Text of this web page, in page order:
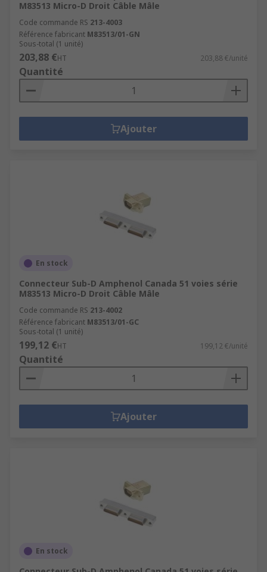
M83513 Micro-D Droit Câble Mâle
Code commande RS 213-4003
Référence fabricant M83513/01-GN
Sous-total (1 unité)
203,88 €HT 203,88 €/unité
Quantité
Ajouter
En stock
Connecteur Sub-D Amphenol Canada 51 voies série
M83513 Micro-D Droit Câble Mâle
Code commande RS 213-4002
Référence fabricant M83513/01-GC
Sous-total (1 unité)
199,12 €HT 199,12 €/unité
Quantité
Ajouter
En stock